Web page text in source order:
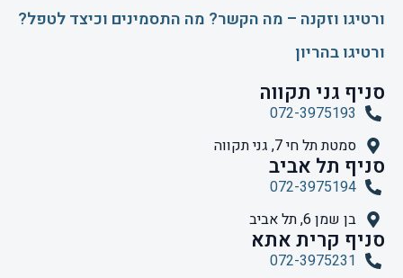
ורטיגו וזקנה – מה הקשר? מה התסמינים וכיצד לטפל?
ורטיגו בהריון
סניף גני תקווה
072-3975193
סמטת תל חי 7, גני תקווה
סניף תל אביב
072-3975194
בן שמן 6, תל אביב
סניף קרית אתא
072-3975231